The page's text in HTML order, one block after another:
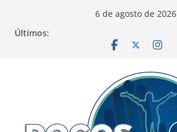
6 de agosto de 2026
Últimos: